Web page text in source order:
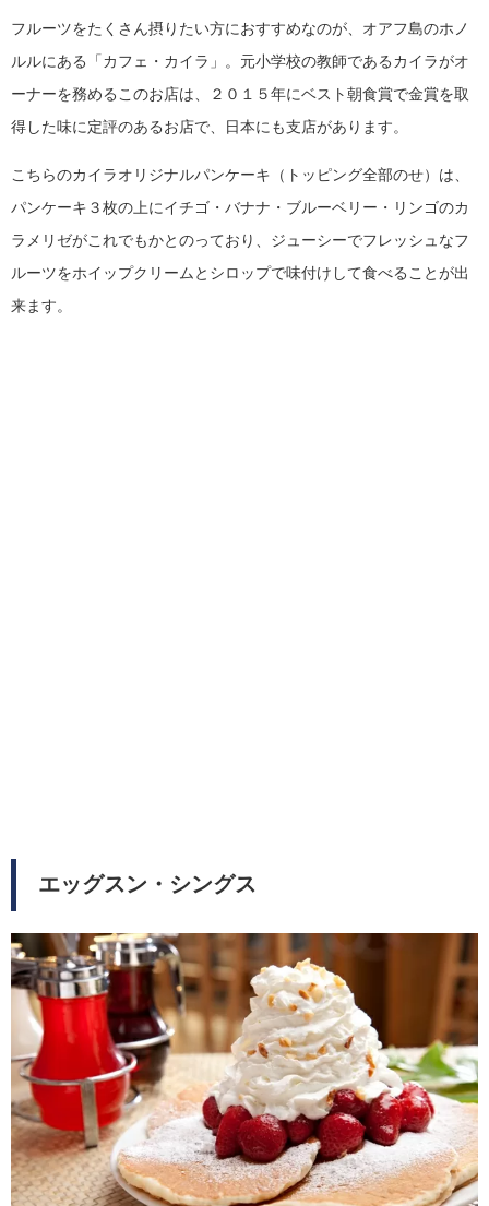
フルーツをたくさん摂りたい方におすすめなのが、オアフ島のホノ
ルルにある「カフェ・カイラ」。元小学校の教師であるカイラがオ
ーナーを務めるこのお店は、２０１５年にベスト朝食賞で金賞を取
得した味に定評のあるお店で、日本にも支店があります。
こちらのカイラオリジナルパンケーキ（トッピング全部のせ）は、
パンケーキ３枚の上にイチゴ・バナナ・ブルーベリー・リンゴのカ
ラメリゼがこれでもかとのっており、ジューシーでフレッシュなフ
ルーツをホイップクリームとシロップで味付けして食べることが出
来ます。
エッグスン・シングス